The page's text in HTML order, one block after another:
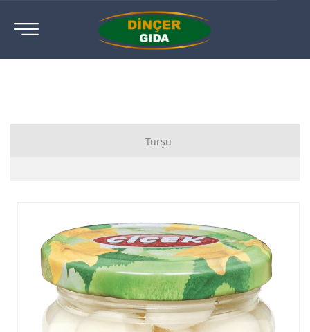
Turşu
Yakan Biber Turşusu
Biberiye Turşusu
Jalapeno Turşusu
Frenk Biber Turşusu